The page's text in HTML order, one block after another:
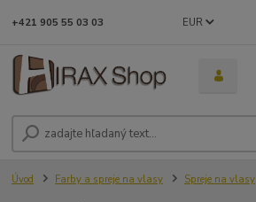
EUR
+421 905 55 03 03
Úvod Farby a spreje na vlasy Spreje na vlasy